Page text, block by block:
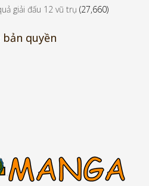
giải đấu 12 vũ trụ (27,660)
quyền